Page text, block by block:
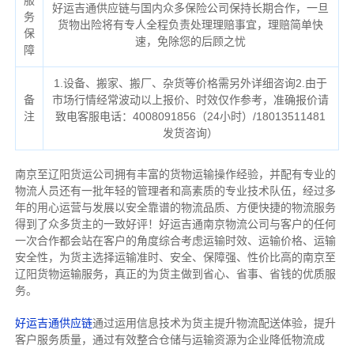
务
保
障
好运吉通供应链与国内众多保险公司保持长期合作，一旦
货物出险将有专人全程负责处理理赔事宜，理赔简单快
速，免除您的后顾之忧
备
注
1.设备、搬家、搬厂、杂货等价格需另外详细咨询2.由于
市场行情经常波动以上报价、时效仅作参考，准确报价请
致电客服电话：4008091856（24小时）/18013511481
发货咨询）
南京至辽阳货运公司拥有丰富的货物运输操作经验，并配有专业的
物流人员还有一批年轻的管理者和高素质的专业技术队伍，经过多
年的用心运营与发展以安全靠谱的物流品质、方便快捷的物流服务
得到了众多货主的一致好评！好运吉通南京物流公司与客户的任何
一次合作都会站在客户的角度综合考虑运输时效、运输价格、运输
安全性，为货主选择运输准时、安全、保障强、性价比高的南京至
辽阳货物运输服务，真正的为货主做到省心、省事、省钱的优质服
务。
好运吉通供应链通过运用信息技术为货主提升物流配送体验，提升
客户服务质量，通过有效整合仓储与运输资源为企业降低物流成